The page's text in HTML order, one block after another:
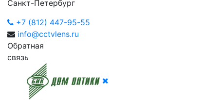
Санкт-Петербург
+7 (812) 447-95-55
info@cctvlens.ru
Обратная
связь